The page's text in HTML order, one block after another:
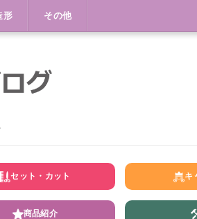
形 その他
セット・カット キ
商品紹介